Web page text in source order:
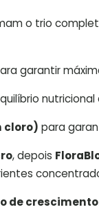
o trio
garantir
nutricional
cloro) para
, depois
de